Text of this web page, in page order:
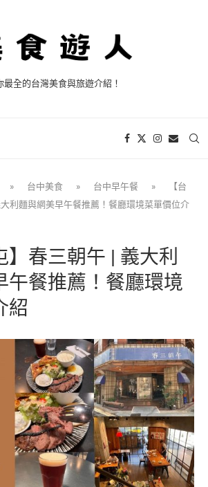
最全的台灣美食與旅遊介紹！
» 台中美食 » 台中早午餐 »
【台
利麵與網美早午餐推薦！餐廳環境菜單價位介
】春三朝午 | 義大利
午餐推薦！餐廳環境
紹